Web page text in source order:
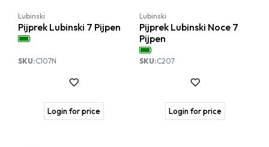
Lubinski
Pijprek Lubinski 7 Pijpen
SKU:C107N
Login for price
Lubinski
Pijprek Lubinski Noce 7
Pijpen
SKU:C207
Login for price